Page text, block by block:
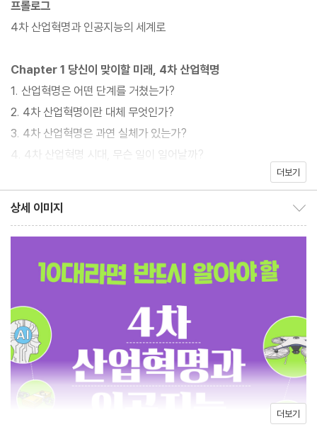
서, 더 나아가 4차 산업혁명과 인공지능에 대한 다양한 궁금증을 알
4D 프린터, 블록체인, 코인, 자율주행차, 스마트 공장, 스마트 안경,
드론, 나노로봇 등 4차 산업혁명과 인공지능을 대표하는 핵심 기술
에 대한 지식과 더불어, 미래사회에 대비하기 위해 무엇에 집중해야
하는지를 객관적으로 전달한다.
프롤로그
4차 산업혁명과 인공지능의 세계로
Chapter 1 당신이 맞이할 미래, 4차 산업혁명
1. 산업혁명은 어떤 단계를 거쳤는가?
2. 4차 산업혁명이란 대체 무엇인가?
3. 4차 산업혁명은 과연 실체가 있는가?
4. 4차 산업혁명 시대, 무슨 일이 일어날까?
7. 4차 산업혁명 시대의 디지털 기술들
8. 4차 산업혁명 시대, 사라질 직업과 떠오르는 직업은?
9. 기술이 발전해도 직업의 본질은 지속된다
Chapter 2 사람처럼 생각하는 컴퓨터, 인공지능
1. 인공지능이란 대체 무엇일까?
1. 인공지능은 어떻게 배워나가는 걸까? : 머신러닝과 딥러닝
1. 터미네이터 같은 로봇은 언제 만들어질 수 있을까?
1. 예술의 영역에 뛰어든 인공지능
더보기
상세 이미지
더보기